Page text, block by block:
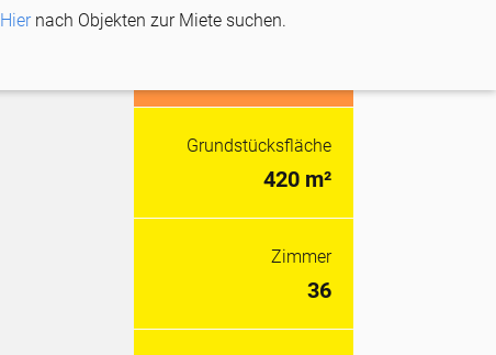
Grundstücksfläche
420 m²
Zimmer
36
Hiernach Objekten zur Miete suchen.